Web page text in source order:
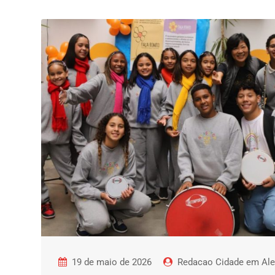
19 de maio de 2026 Redacao Cidade em